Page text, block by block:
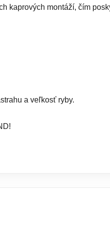
kaprových montáží, čím
a veľkosť ryby.